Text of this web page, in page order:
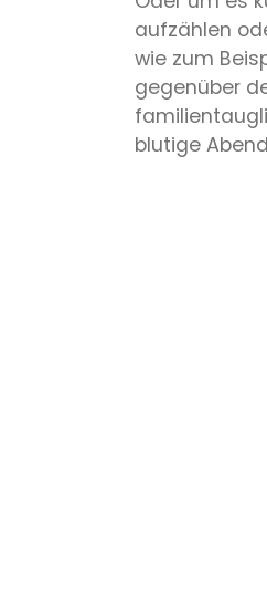
aufzählen
wie zum
gegenüber
blutige